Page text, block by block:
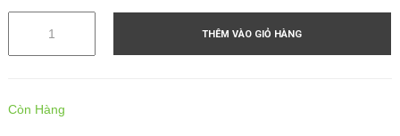
THÊM VÀO GIỎ HÀNG
Còn Hàng